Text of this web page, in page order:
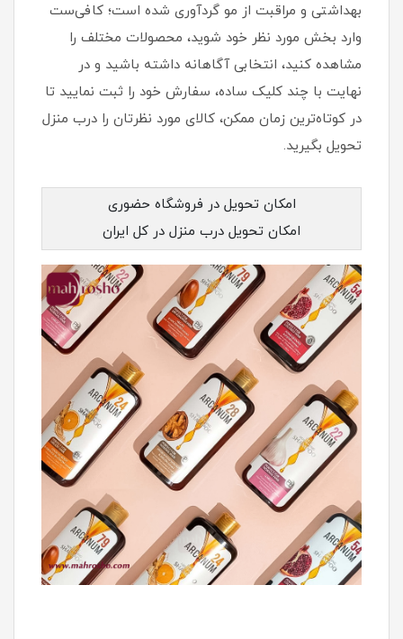
بهداشتی و مراقبت از مو گردآوری شده است؛ کافی‌ست
وارد بخش مورد نظر خود شوید، محصولات مختلف را
مشاهده کنید، انتخابی آگاهانه داشته باشید و در
نهایت با چند کلیک ساده، سفارش خود را ثبت نمایید تا
در کوتاه‌ترین زمان ممکن، کالای مورد نظرتان را درب منزل
تحویل بگیرید.
امکان تحویل در فروشگاه حضوری
امکان تحویل درب منزل در کل ایران